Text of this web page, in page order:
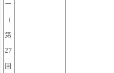
ー
（
第
27
回